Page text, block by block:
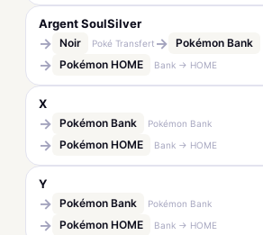
Argent SoulSilver
→ Noir Poké Transfert → Pokémon Bank
→ Pokémon HOME Bank → HOME
X
→ Pokémon Bank Pokémon Bank
→ Pokémon HOME Bank → HOME
Y
→ Pokémon Bank Pokémon Bank
→ Pokémon HOME Bank → HOME